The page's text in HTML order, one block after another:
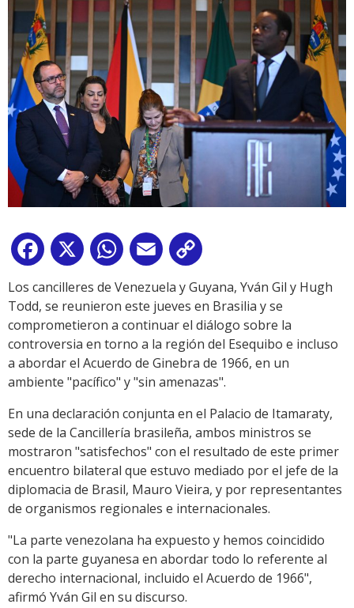
Facebook
X WhatsApp
Email
Link
Los cancilleres de Venezuela y Guyana, Yván Gil y Hugh
Todd, se reunieron este jueves en Brasilia y se
comprometieron a continuar el diálogo sobre la
controversia en torno a la región del Esequibo e incluso
a abordar el Acuerdo de Ginebra de 1966, en un
ambiente "pacífico" y "sin amenazas".
En una declaración conjunta en el Palacio de Itamaraty,
sede de la Cancillería brasileña, ambos ministros se
mostraron "satisfechos" con el resultado de este primer
encuentro bilateral que estuvo mediado por el jefe de la
diplomacia de Brasil, Mauro Vieira, y por representantes
de organismos regionales e internacionales.
"La parte venezolana ha expuesto y hemos coincidido
con la parte guyanesa en abordar todo lo referente al
derecho internacional, incluido el Acuerdo de 1966",
afirmó Yván Gil en su discurso.